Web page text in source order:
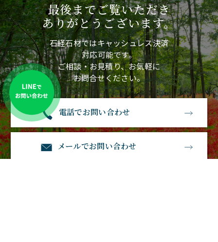
最後までご覧いただき
ありがとうございます。
石経石材ではキャッシュレス決済
対応可能です。
ご相談・お見積り、お気軽に
お問合せください。
電話でお問い合わせ
メールでお問い合わせ